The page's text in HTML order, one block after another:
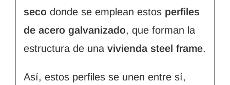
seco donde se emplean estos perfiles
de acero galvanizado, que forman la
estructura de una vivienda steel frame.
Así, estos perfiles se unen entre sí,